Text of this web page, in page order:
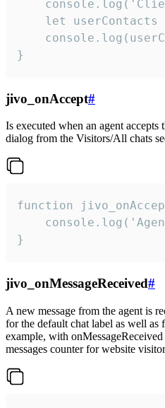
let userContacts
}
jivo_onAccept#
Is executed when an agent accepts
dialog from the Visitors/All chats
function
}
jivo_onMessageReceived#
A new message from the agent is
for the default chat label as well as
example, with
messages counter for website